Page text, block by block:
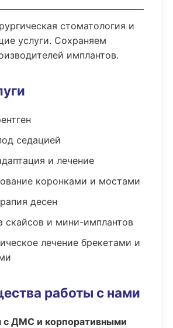
стоматология и
услуги. Сохраняем
имплантов.
седацией
и лечение
коронками и мостами
десен
скайсов и мини-имплантов
лечение брекетами и
работы с нами
с ДМС и корпоративными